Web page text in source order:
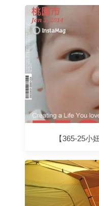
【365-25小